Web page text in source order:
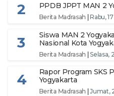
2 PPDB JPPT MAN 2
Berita Madrasah |Rabu,
3
Siswa MAN 2
Nasional Kota
Berita Madrasah |Selasa,
4
Rapor Program SKS
Yogyakarta
Berita Madrasah |Jumat,